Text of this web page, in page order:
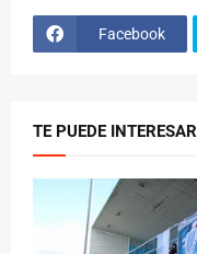
Facebook
TE PUEDE INTERESAR